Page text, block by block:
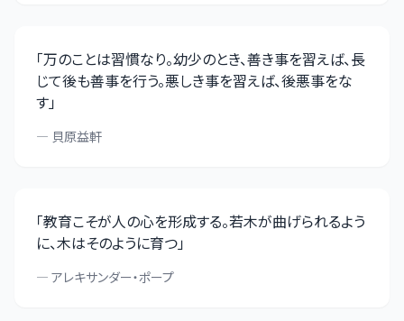
「万のことは習慣なり。幼少のとき、善き事を習えば、長
じて後も善事を行う。悪しき事を習えば、後悪事をな
す」
— 貝原益軒
「教育こそが人の心を形成する。若木が曲げられるよう
に、木はそのように育つ」
— アレキサンダー・ポープ